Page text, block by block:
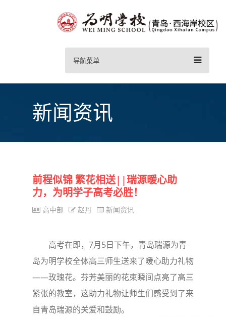
导航菜单
新闻资讯
前程似锦 繁花相送||瑞源暖心助
力，为明学子高考必胜！
高中部 赵丹 新闻资讯
高考在即，7月5日下午，青岛瑞源为青
岛为明学校全体高三师生送来了暖心助力礼物
——玫瑰花。芬芳美丽的花束瞬间点亮了高三
紧张的教室，这助力礼物让师生们感受到了来
自青岛瑞源的关爱和鼓励。